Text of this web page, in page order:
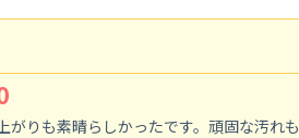
がりも素晴らしかったです。頑固な汚れも